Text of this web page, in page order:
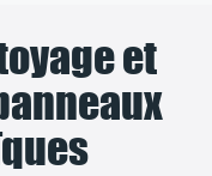
et